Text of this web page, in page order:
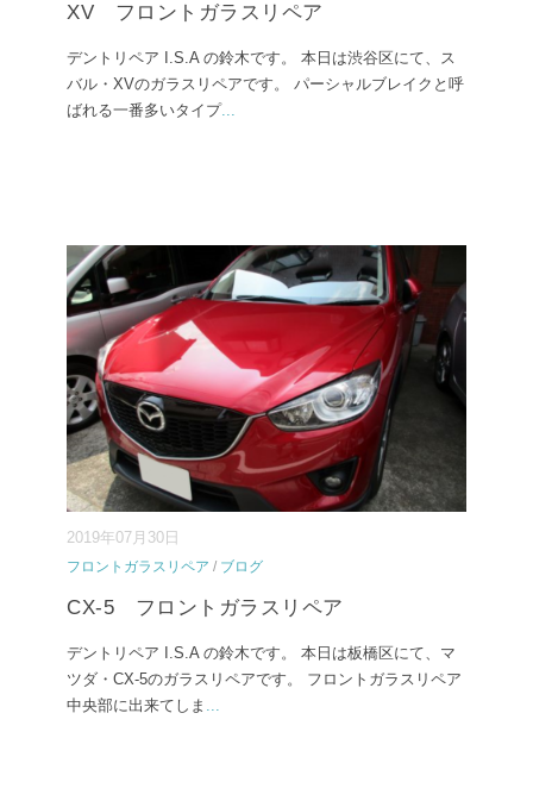
XV フロントガラスリペア
デントリペア I.S.A の鈴木です。 本日は渋谷区にて、ス
バル・XVのガラスリペアです。 パーシャルブレイクと呼
ばれる一番多いタイプ...
2019年07月30日
フロントガラスリペア / ブログ
CX-5 フロントガラスリペア
デントリペア I.S.A の鈴木です。 本日は板橋区にて、マ
ツダ・CX-5のガラスリペアです。 フロントガラスリペア
中央部に出来てしま ...